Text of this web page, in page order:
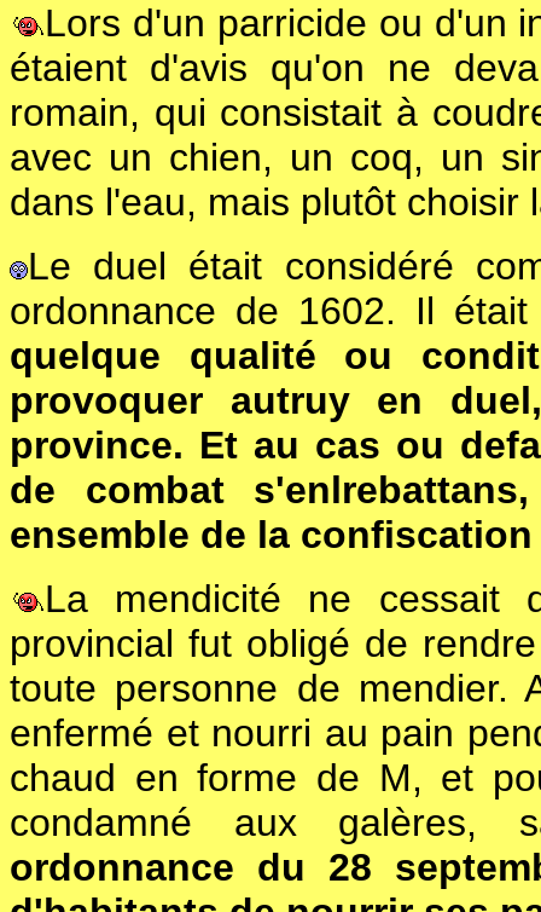
Lors d'un parricide ou d'un
étaient d'avis qu'on ne
romain, qui consistait à
avec un chien, un coq, un
dans l'eau, mais plutôt choisir
Le duel était considéré
ordonnance de 1602. Il
quelque qualité ou
provoquer autruy en
province. Et au cas ou
de combat
ensemble de la
La mendicité ne cessait
provincial fut obligé de
toute personne de mendier.
enfermé et nourri au pain
chaud en forme de M, et
condamné aux galères,
ordonnance du 28